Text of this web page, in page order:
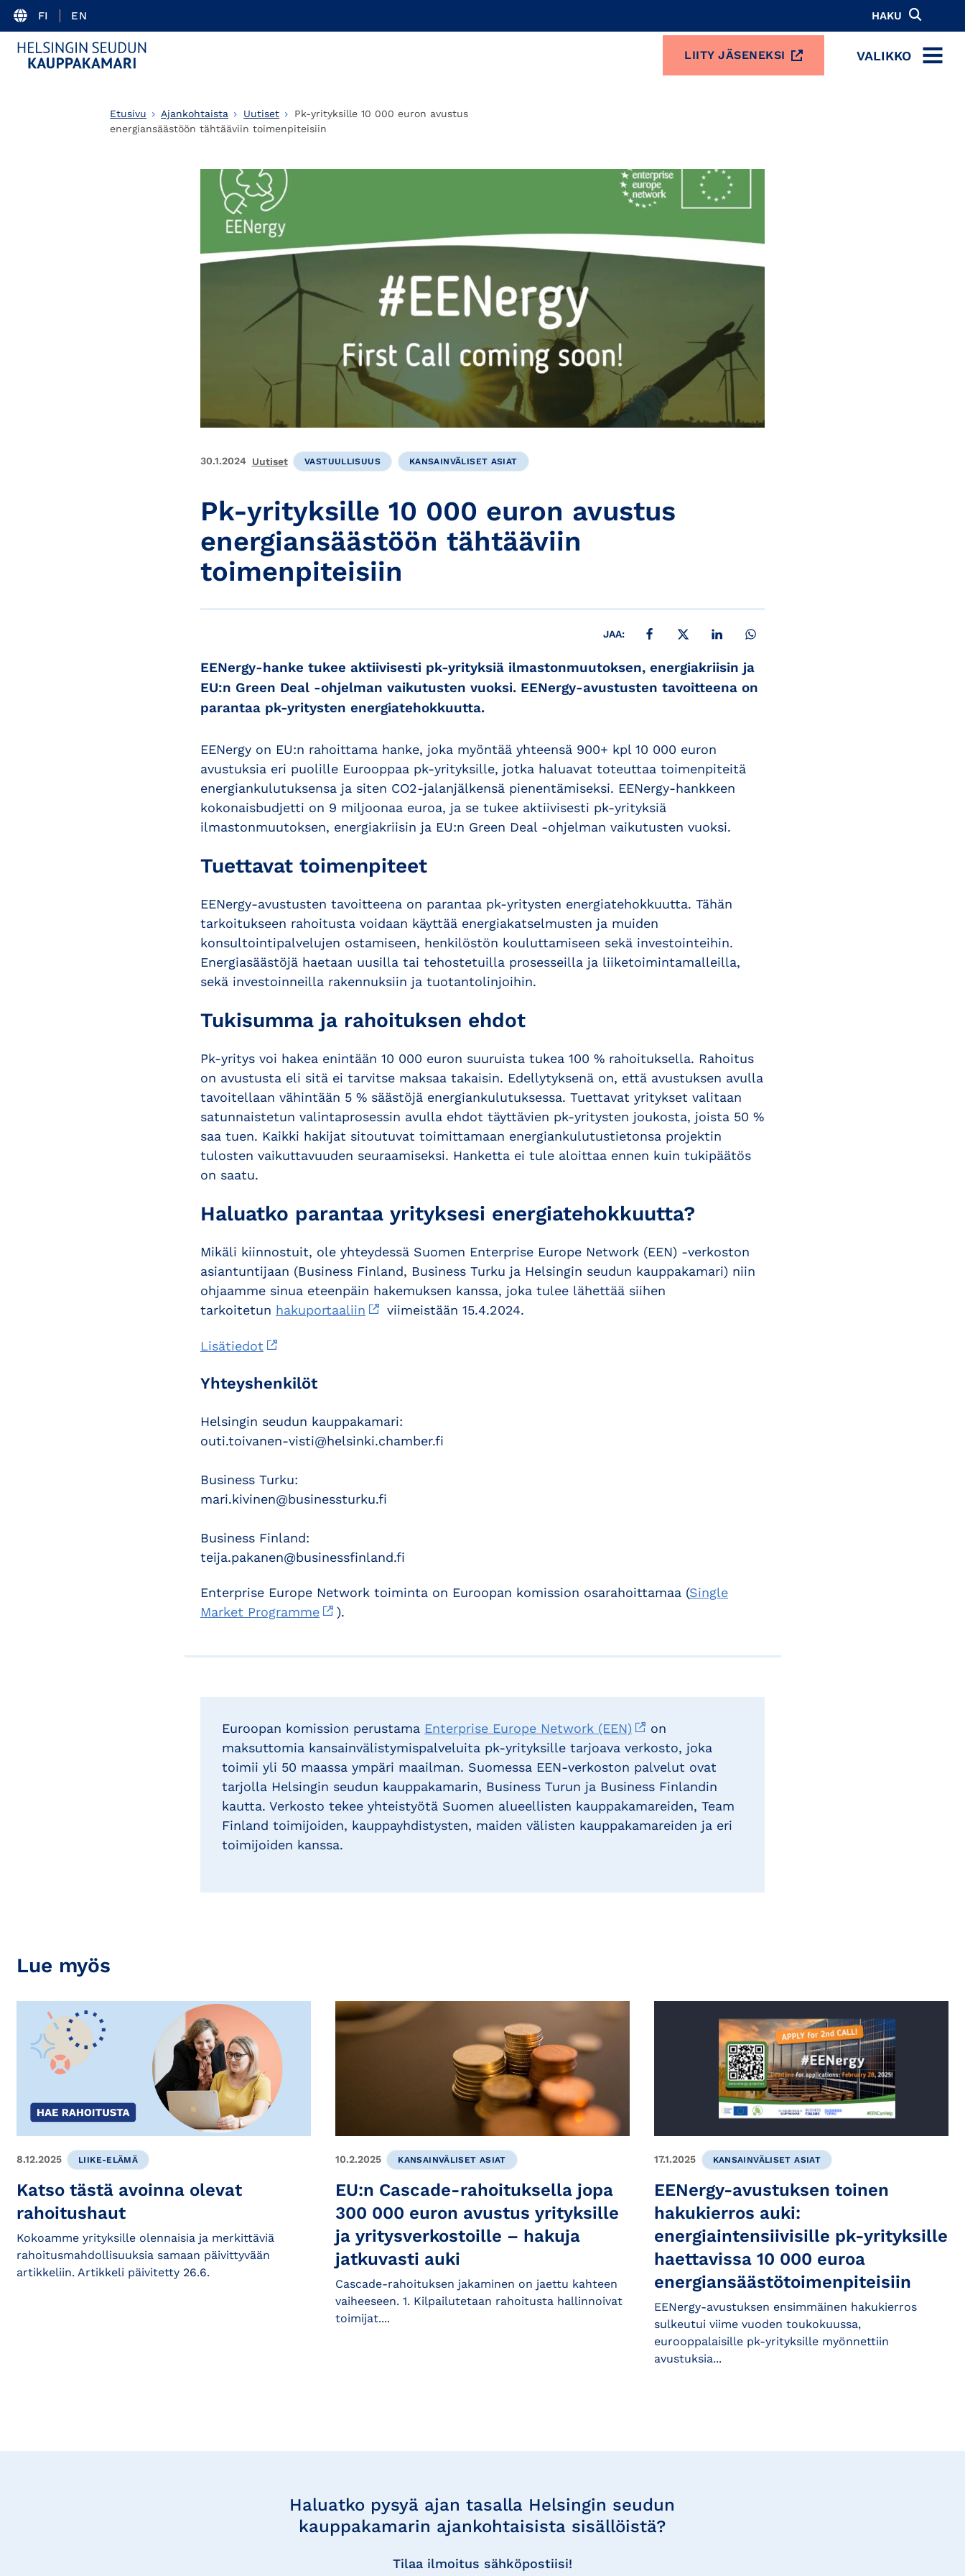
FI EN HAKU
LIITY JÄSENEKSI VALIKKO
MENU
Etusivu Ajankohtaista Uutiset
Pk-yrityksille 10 000 euron avustus
energiansäästöön tähtääviin toimenpiteisiin
30.1.2024 Uutiset VASTUULLISUUS KANSAINVÄLISET ASIAT
Pk-yrityksille 10 000 euron avustus
energiansäästöön tähtääviin
toimenpiteisiin
JAA: JAA FACEBOOKISSA
JAA X:SSÄ JAA LINKEDINISSÄ
EENergy-hanke tukee aktiivisesti pk-yrityksiä ilmastonmuutoksen, energiakriisin ja
EU:n Green Deal -ohjelman vaikutusten vuoksi. EENergy-avustusten tavoitteena on
parantaa pk-yritysten energiatehokkuutta.
EENergy on EU:n rahoittama hanke, joka myöntää yhteensä 900+ kpl 10 000 euron
avustuksia eri puolille Eurooppaa pk-yrityksille, jotka haluavat toteuttaa toimenpiteitä
energiankulutuksensa ja siten CO2-jalanjälkensä pienentämiseksi. EENergy-hankkeen
kokonaisbudjetti on 9 miljoonaa euroa, ja se tukee aktiivisesti pk-yrityksiä
ilmastonmuutoksen, energiakriisin ja EU:n Green Deal -ohjelman vaikutusten vuoksi.
Tuettavat toimenpiteet
EENergy-avustusten tavoitteena on parantaa pk-yritysten energiatehokkuutta. Tähän
tarkoitukseen rahoitusta voidaan käyttää energiakatselmusten ja muiden
konsultointipalvelujen ostamiseen, henkilöstön kouluttamiseen sekä investointeihin.
Energiasäästöjä haetaan uusilla tai tehostetuilla prosesseilla ja liiketoimintamalleilla,
sekä investoinneilla rakennuksiin ja tuotantolinjoihin.
Tukisumma ja rahoituksen ehdot
Pk-yritys voi hakea enintään 10 000 euron suuruista tukea 100 % rahoituksella. Rahoitus
on avustusta eli sitä ei tarvitse maksaa takaisin. Edellytyksenä on, että avustuksen avulla
tavoitellaan vähintään 5 % säästöjä energiankulutuksessa. Tuettavat yritykset valitaan
satunnaistetun valintaprosessin avulla ehdot täyttävien pk-yritysten joukosta, joista 50 %
saa tuen. Kaikki hakijat sitoutuvat toimittamaan energiankulutustietonsa projektin
tulosten vaikuttavuuden seuraamiseksi. Hanketta ei tule aloittaa ennen kuin tukipäätös
on saatu.
Haluatko parantaa yrityksesi energiatehokkuutta?
Mikäli kiinnostuit, ole yhteydessä Suomen Enterprise Europe Network (EEN) -verkoston
asiantuntijaan (Business Finland, Business Turku ja Helsingin seudun kauppakamari) niin
ohjaamme sinua eteenpäin hakemuksen kanssa, joka tulee lähettää siihen
tarkoitetun hakuportaaliin viimeistään 15.4.2024.
Lisätiedot
Yhteyshenkilöt
Helsingin seudun kauppakamari:
outi.toivanen-visti@helsinki.chamber.fi
Business Turku:
mari.kivinen@businessturku.fi
Business Finland:
teija.pakanen@businessfinland.fi
Enterprise Europe Network toiminta on Euroopan komission osarahoittamaa (Single
Market Programme
).
Euroopan komission perustama Enterprise Europe Network (EEN)
on
maksuttomia kansainvälistymispalveluita pk-yrityksille tarjoava verkosto, joka
toimii yli 50 maassa ympäri maailman. Suomessa EEN-verkoston palvelut ovat
tarjolla Helsingin seudun kauppakamarin, Business Turun ja Business Finlandin
kautta. Verkosto tekee yhteistyötä Suomen alueellisten kauppakamareiden, Team
Finland toimijoiden, kauppayhdistysten, maiden välisten kauppakamareiden ja eri
toimijoiden kanssa.
Lue myös
8.12.2025 LIIKE-ELÄMÄ
Katso tästä avoinna olevat
rahoitushaut
Kokoamme yrityksille olennaisia ja merkittäviä
rahoitusmahdollisuuksia samaan päivittyvään
artikkeliin. Artikkeli päivitetty 26.6.
10.2.2025 KANSAINVÄLISET ASIAT
EU:n Cascade-rahoituksella jopa
300 000 euron avustus yrityksille
ja yritysverkostoille – hakuja
jatkuvasti auki
Cascade-rahoituksen jakaminen on jaettu kahteen
vaiheeseen. 1. Kilpailutetaan rahoitusta hallinnoivat
toimijat....
17.1.2025 KANSAINVÄLISET ASIAT
EENergy-avustuksen toinen
hakukierros auki:
energiaintensiivisille pk-yrityksille
haettavissa 10 000 euroa
energiansäästötoimenpiteisiin
EENergy-avustuksen ensimmäinen hakukierros
sulkeutui viime vuoden toukokuussa,
eurooppalaisille pk-yrityksille myönnettiin
avustuksia...
Haluatko pysyä ajan tasalla Helsingin seudun
kauppakamarin ajankohtaisista sisällöistä?
Tilaa ilmoitus sähköpostiisi!